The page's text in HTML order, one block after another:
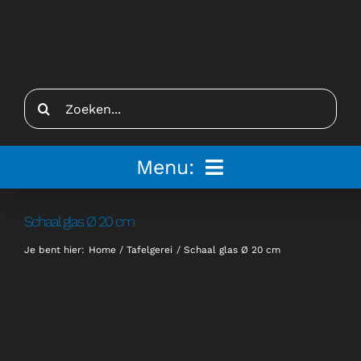
Zoeken
naar:
Menu:
Tenten
Schaal glas Ø 20 cm
Je bent hier: Home Tafelgerei Schaal glas Ø 20 cm